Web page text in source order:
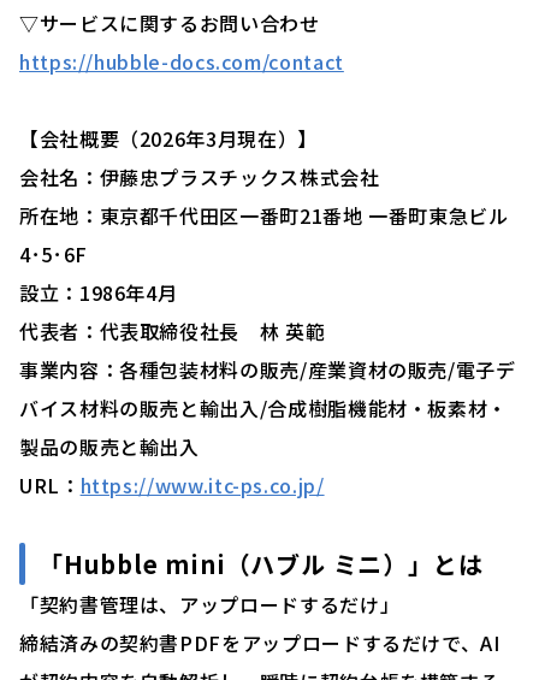
▽サービスに関するお問い合わせ
https://hubble-docs.com/contact
【会社概要（2026年3月現在）】
会社名：伊藤忠プラスチックス株式会社
所在地：東京都千代田区一番町21番地 一番町東急ビル
4･5･6F
設立：1986年4月
代表者：代表取締役社長 林 英範
事業内容：各種包装材料の販売/産業資材の販売/電子デ
バイス材料の販売と輸出入/合成樹脂機能材・板素材・
製品の販売と輸出入
URL： https://www.itc-ps.co.jp/
「Hubble mini（ハブル ミニ）」とは
「契約書管理は、アップロードするだけ」
締結済みの契約書PDFをアップロードするだけで、AI